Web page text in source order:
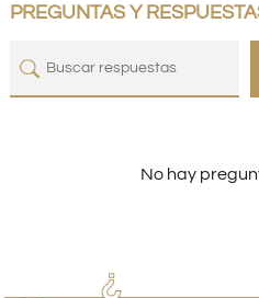
PREGUNTAS Y
No hay